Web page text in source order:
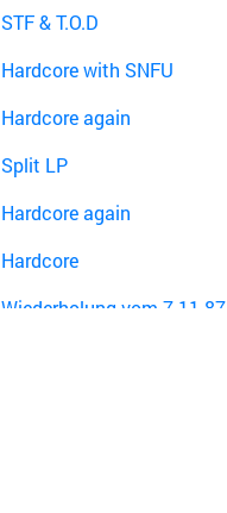
STF & T.O.D
Hardcore with SNFU
Hardcore again
Split LP
Hardcore again
Hardcore
Wiederholung vom 7.11.87